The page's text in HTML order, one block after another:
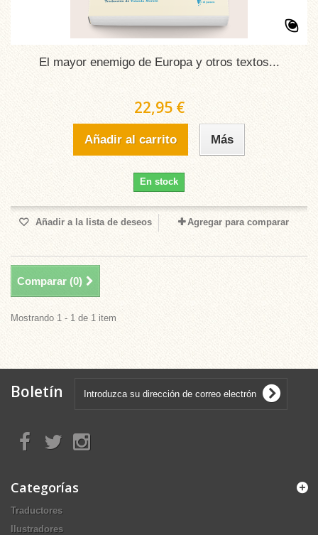
El mayor enemigo de Europa y otros textos...
22,95 €
Añadir al carrito Más
En stock
Añadir a la lista de deseos Agregar para comparar
Comparar (0)
Mostrando 1 - 1 de 1 item
Boletín
Categorías
Traductores
Ilustradores